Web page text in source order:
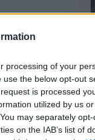
processing of your
the below opt-out
is processed
utilized by us
may separately
on the IAB’s list of
Ομπάμα, με
Center»
τον